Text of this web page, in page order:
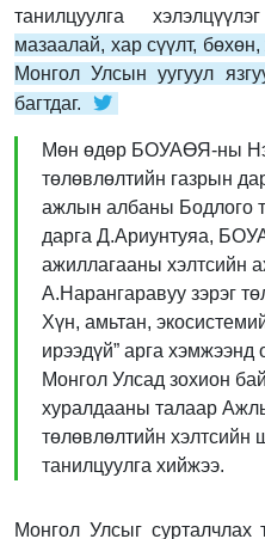
танилцуулга
мазаалай, хар сүүлт,
Монгол Улсын уугуул
багтдаг.
Мөн өдөр БОУАӨЯ-ны
төлөвлөлтийн газрын
ажлын албаны Бодлого
дарга Д.Ариунтуяа,
ажиллагааны хэлтсийн
А.Нарангаравуу зэрэг
Хүн, амьтан,
ирээдүй” арга
Монгол Улсад зохион
хуралдааны талаар
төлөвлөлтийн
танилцуулга хийжээ.
Монгол Улсыг сурталчлах